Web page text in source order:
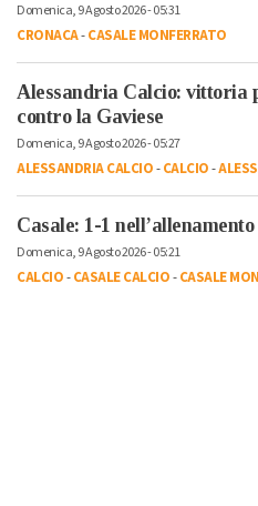
Domenica, 9 Agosto 2026 - 05:31
CRONACA-CASALE MONFERRATO
Alessandria Calcio: vittoria
contro la Gaviese
Domenica, 9 Agosto 2026 - 05:27
ALESSANDRIA CALCIO-CALCIO-
Casale: 1-1
Domenica, 9 Agosto 2026 - 05:21
CALCIO-CASALE CALCIO-CASALE